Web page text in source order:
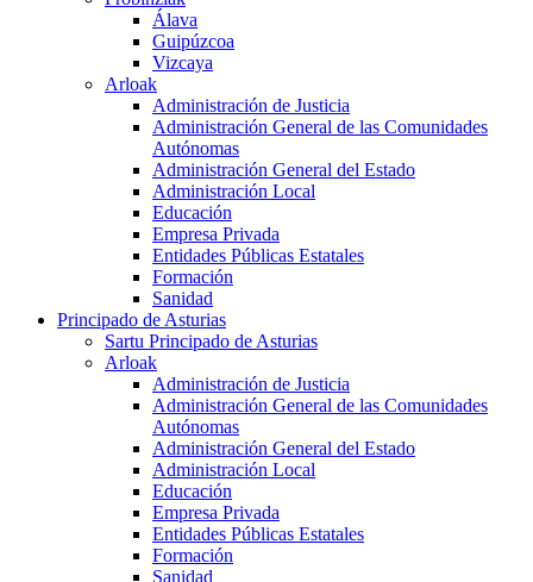
Álava
Guipúzcoa
Vizcaya
Arloak
Administración de Justicia
Administración General de las Comunidades
Autónomas
Administración General del Estado
Administración Local
Educación
Empresa Privada
Entidades Públicas Estatales
Formación
Sanidad
Principado de Asturias
Sartu Principado de Asturias
Arloak
Administración de Justicia
Administración General de las Comunidades
Autónomas
Administración General del Estado
Administración Local
Educación
Empresa Privada
Entidades Públicas Estatales
Formación
Sanidad